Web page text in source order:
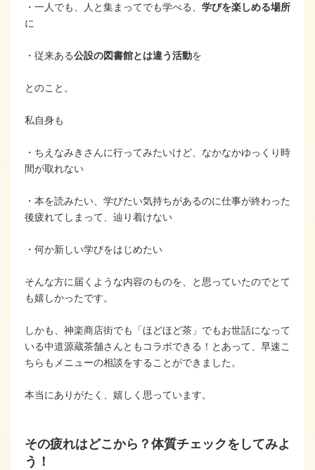
・一人でも、人と集まってでも学べる、 学びを楽しめる場所
に
・従来ある公設の図書館とは違う活動を
とのこと。
私自身も
・ちえなみきさんに行ってみたいけど、なかなかゆっくり時
間が取れない
・本を読みたい、学びたい気持ちがあるのに仕事が終わった
後疲れてしまって、辿り着けない
・何か新しい学びをはじめたい
そんな方に届くような内容のものを、と思っていたのでとて
も嬉しかったです。
しかも、神楽商店街でも「ほどほど茶」でもお世話になって
いる中道源蔵茶舗さんともコラボできる！とあって、早速こ
ちらもメニューの相談をすることができました。
本当にありがたく、嬉しく思っています。
その疲れはどこから？体質チェックをしてみよ
う！